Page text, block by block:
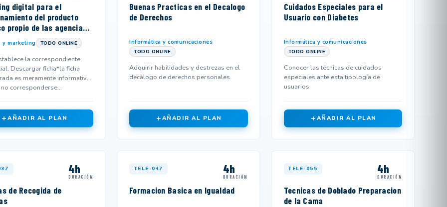
digital para el
del producto
propio de las agencias
y marketing TODO ONLINE
la correspondiente
Descargar ficha*la ficha
es meramente informativa
corresponderse...
AÑADIR AL PLAN
Buenas Practicas en el Decalogo
de Derechos
Informática y comunicaciones
TODO ONLINE
Adquirir habilidades y destrezas en el
decálogo de derechos personales.
AÑADIR AL PLAN
Cuidados Especiales para el
Usuario con Diabetes
Informática y comunicaciones
TODO ONLINE
Conocer las técnicas de cuidados
especiales ante esta tipología de
usuarios
AÑADIR AL PLAN
4h
DURACIÓN
de Recogida de
TELE-047 4h
DURACIÓN
Formacion Basica en Igualdad
TELE-055 4h
DURACIÓN
Tecnicas de Doblado Preparacion
de la Cama